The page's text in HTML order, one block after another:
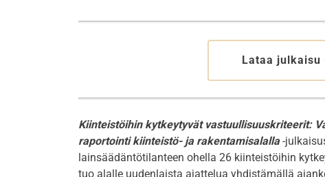
Lataa julkaisu
Kiinteistöihin kytkeytyvät vastuullisuuskriteerit:
raportointi kiinteistö- ja rakentamisalalla-
lainsäädäntötilanteen ohella 26 kiinteistöihin
tuo alalle uudenlaista ajattelua yhdistämällä